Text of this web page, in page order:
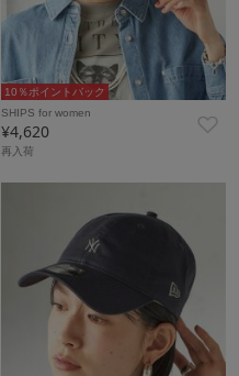
10％ポイントバック
SHIPS for women
¥4,620
再入荷